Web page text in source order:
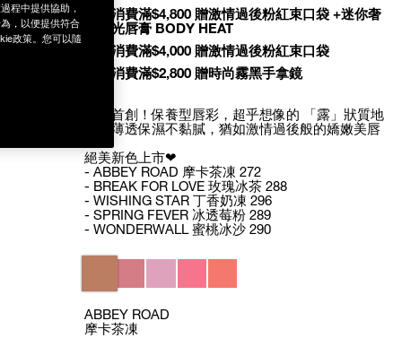
Promotions
全館消費滿$4,800 贈激情過後粉紅束口袋 +迷你奢
慾緞光唇膏 BODY HEAT
全館消費滿$4,000 贈激情過後粉紅束口袋
全館消費滿$2,800 贈時尚霧黑手拿鏡
全新首創！保養型唇彩，超乎想像的 「露」狀質地
質地薄透保濕不黏膩，猶如激情過後般的嬌嫩美唇
絕美新色上市❤
- ABBEY ROAD 摩卡茶凍 272
- BREAK FOR LOVE 玫瑰冰茶 288
- WISHING STAR 丁香奶凍 296
- SPRING FEVER 冰透莓粉 289
- WONDERWALL 蜜桃冰沙 290
Variations
ABBEY ROAD
摩卡茶凍
程中提供協助，
，以便提供符合
政策。您可以隨